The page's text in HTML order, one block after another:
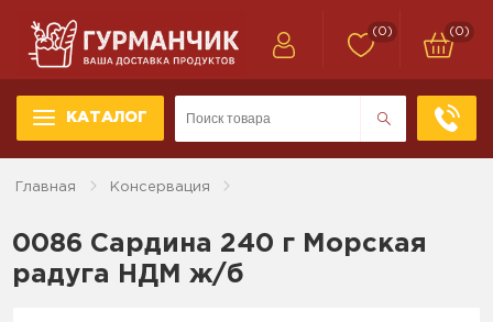
КАТАЛОГ
(0) (0)
Главная Консервация
0086 Сардина 240 г Морская
радуга НДМ ж/б